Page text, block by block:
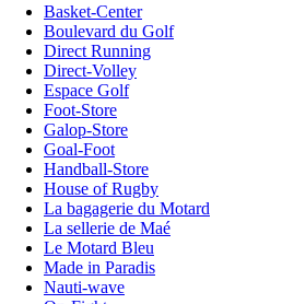
Basket-Center
Boulevard du Golf
Direct Running
Direct-Volley
Espace Golf
Foot-Store
Galop-Store
Goal-Foot
Handball-Store
House of Rugby
La bagagerie du Motard
La sellerie de Maé
Le Motard Bleu
Made in Paradis
Nauti-wave